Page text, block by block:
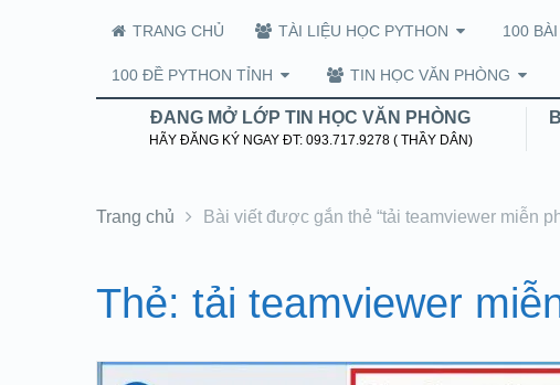
TRANG CHỦ TÀI LIỆU HỌC PYTHON 100
100 ĐỀ PYTHON TỈNH TIN HỌC VĂN PHÒNG
ĐANG MỞ LỚP TIN HỌC VĂN PHÒNG
HÃY ĐĂNG KÝ NGAY ĐT: 093.717.9278 ( THẦY DÂN)
Trang chủ Bài viết được gắn thẻ “tải teamviewer miễn
Thẻ: tải teamviewer